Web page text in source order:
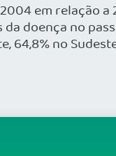
em relação
doença no
64,8% no